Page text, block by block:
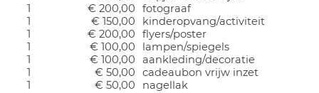
1
€ 200,00
fotograaf
1
€ 150,00
kinderopvang/activiteit
1
€ 200,00
flyers/poster
1
€ 100,00
lampen/spiegels
1
€ 100,00
aankleding/decoratie
1
€ 50,00
cadeaubon vrijw inzet
1
€ 50,00 nagellak